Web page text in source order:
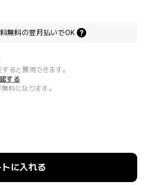
無料の翌月払いでOK
すると獲得できます。
する
料になります。
に入れる